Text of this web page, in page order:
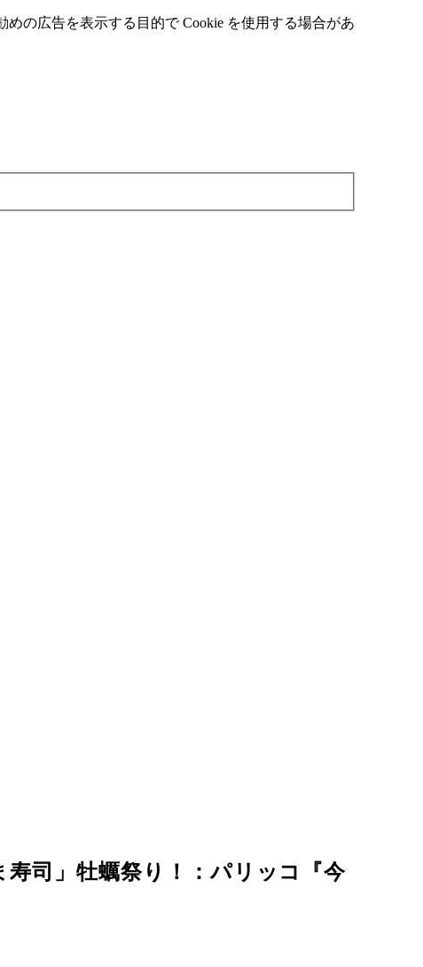
の広告を表⽰する⽬的で Cookie を使⽤する場合があ
寿司」牡蠣祭り！：パリッコ『今